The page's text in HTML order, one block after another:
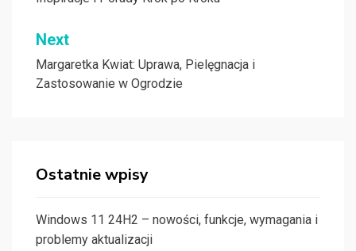
Next
Margaretka Kwiat: Uprawa, Pielęgnacja i
Zastosowanie w Ogrodzie
Ostatnie wpisy
Windows 11 24H2 – nowości, funkcje, wymagania i
problemy aktualizacji